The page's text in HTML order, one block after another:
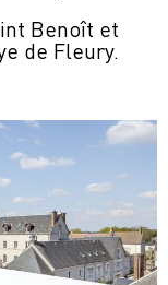
Benoît et
de Fleury.